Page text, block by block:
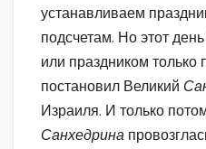
устанавливаем
подсчетам. Но этот
или праздником только
постановил Великий
Израиля. И только
Санхедрина